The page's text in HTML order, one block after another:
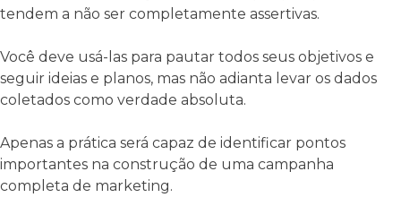
tendem a não ser completamente assertivas.
Você deve usá-las para pautar todos seus objetivos e
seguir ideias e planos, mas não adianta levar os dados
coletados como verdade absoluta.
Apenas a prática será capaz de identificar pontos
importantes na construção de uma campanha
completa de marketing.